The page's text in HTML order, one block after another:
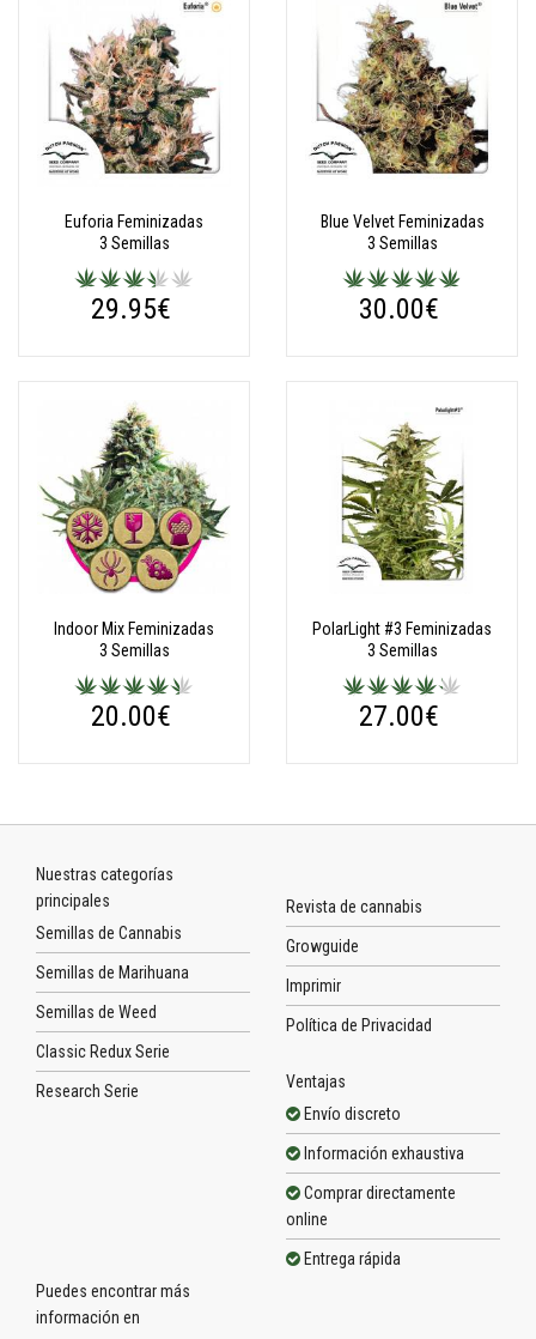
Euforia Feminizadas
3 Semillas
29.95€
Blue Velvet Feminizadas
3 Semillas
30.00€
Indoor Mix Feminizadas
3 Semillas
20.00€
PolarLight #3 Feminizadas
3 Semillas
27.00€
Nuestras categorías
principales
Semillas de Cannabis
Semillas de Marihuana
Semillas de Weed
Classic Redux Serie
Research Serie
Revista de cannabis
Growguide
Imprimir
Política de Privacidad
Ventajas
Envío discreto
Información exhaustiva
Comprar directamente
online
Entrega rápida
Puedes encontrar más
información en